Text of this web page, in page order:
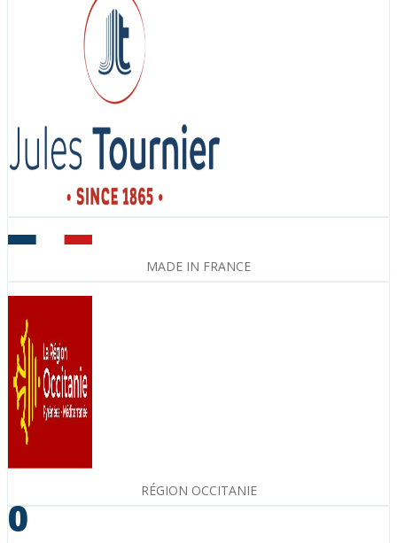
MADE IN FRANCE
RÉGION OCCITANIE
0